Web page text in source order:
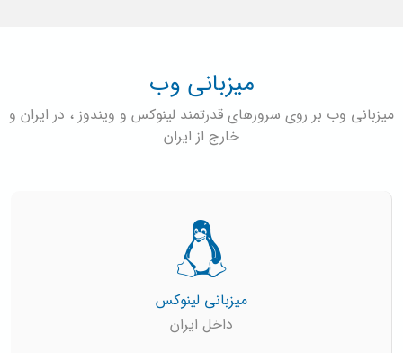
میزبانی وب
میزبانی وب بر روی سرورهای قدرتمند لینوکس و ویندوز ، در ایران و
خارج از ایران
میزبانی لینوکس
داخل ایران